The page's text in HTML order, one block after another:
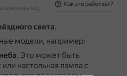
На основе источников, возможны неточности
Как это работает?
света.
модели, например:
. Это может быть
настольная лампа с